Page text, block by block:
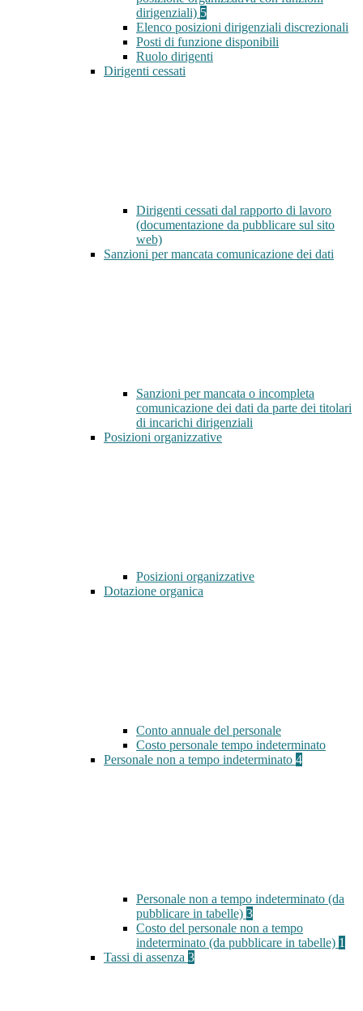
dirigenziali) 5
Elenco posizioni dirigenziali discrezionali
Posti di funzione disponibili
Ruolo dirigenti
Dirigenti cessati
Dirigenti cessati dal rapporto di lavoro
(documentazione da pubblicare sul sito
web)
Sanzioni per mancata comunicazione dei dati
Sanzioni per mancata o incompleta
comunicazione dei dati da parte dei titolari
di incarichi dirigenziali
Posizioni organizzative
Posizioni organizzative
Dotazione organica
Conto annuale del personale
Costo personale tempo indeterminato
Personale non a tempo indeterminato 4
Personale non a tempo indeterminato (da
pubblicare in tabelle) 3
Costo del personale non a tempo
indeterminato (da pubblicare in tabelle) 1
Tassi di assenza 3